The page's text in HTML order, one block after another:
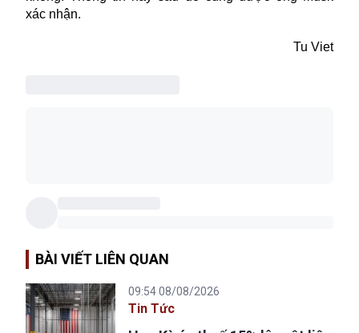
xác nhận.
Tu Viet
BÀI VIẾT LIÊN QUAN
09:54 08/08/2026
Tin Tức